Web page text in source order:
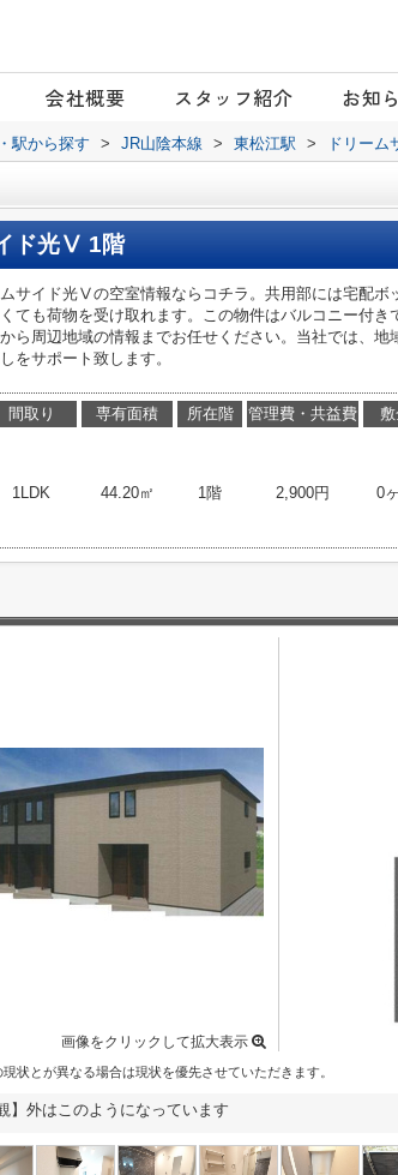
会社概要 スタッフ紹介 お知
駅から探す > JR山陰本線 > 東松江駅 > ドリー
ド光Ⅴ 1階
サイド光Ⅴの空室情報ならコチラ。共用部には宅配ボ
ても荷物を受け取れます。この物件はバルコニー付
ら周辺地域の情報までお任せください。当社では、
をサポート致します。
間取り
1LDK
専有面積
44.20㎡
所在階
1階
管理費・共益費
2,900円 0
画像をクリックして拡大表示
状とが異なる場合は現状を優先させていただきます。
】外はこのようになっています